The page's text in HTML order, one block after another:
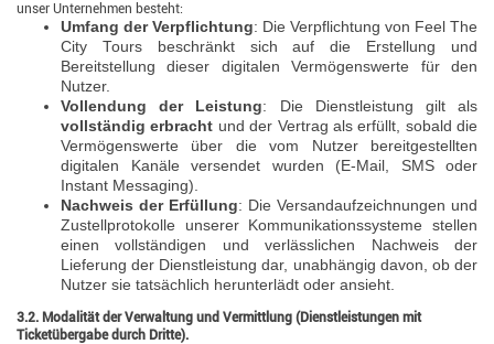
unser Unternehmen besteht:
Umfang der Verpflichtung: Die Verpflichtung von Feel The
City Tours beschränkt sich auf die Erstellung und
Bereitstellung dieser digitalen Vermögenswerte für den
Nutzer.
Vollendung der Leistung: Die Dienstleistung gilt als
vollständig erbracht und der Vertrag als erfüllt, sobald die
Vermögenswerte über die vom Nutzer bereitgestellten
digitalen Kanäle versendet wurden (E-Mail, SMS oder
Instant Messaging).
Nachweis der Erfüllung: Die Versandaufzeichnungen und
Zustellprotokolle unserer Kommunikationssysteme stellen
einen vollständigen und verlässlichen Nachweis der
Lieferung der Dienstleistung dar, unabhängig davon, ob der
Nutzer sie tatsächlich herunterlädt oder ansieht.
3.2. Modalität der Verwaltung und Vermittlung (Dienstleistungen mit
Ticketübergabe durch Dritte).